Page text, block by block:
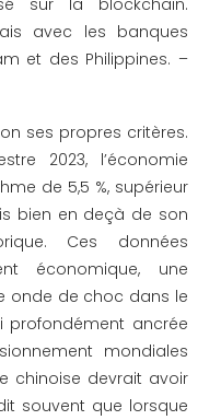
avec les banques
et des Philippines. –
ses propres critères.
2023, l’économie
de 5,5 %, supérieur
bien en deçà de son
Ces données
économique, une
onde de choc dans le
profondément ancrée
mondiales
chinoise devrait avoir
souvent que lorsque